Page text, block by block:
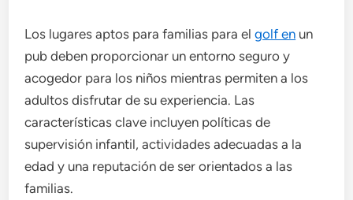
Los lugares aptos para familias para elgolf en un
pub deben proporcionar un entorno seguro y
acogedor para los niños mientras permiten a los
adultos disfrutar de su experiencia. Las
características clave incluyen políticas de
supervisión infantil, actividades adecuadas a la
edad y una reputación de ser orientados a las
familias.